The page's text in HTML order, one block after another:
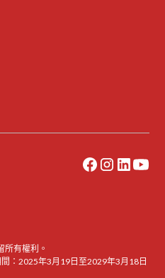
所有權利。
：2025年3月19日至2029年3月18日